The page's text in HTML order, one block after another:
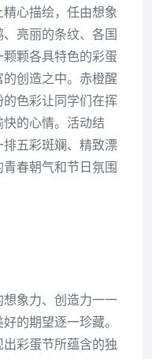
心描绘，任由想象
亮丽的条纹、各国
颗各具特色的彩蛋
创造之中。赤橙醒
的色彩让同学们在挥
的心情。活动结
五彩斑斓、精致漂
春朝气和节日氛围
象力、创造力一一
的期望逐一珍藏。
彩蛋节所蕴含的独